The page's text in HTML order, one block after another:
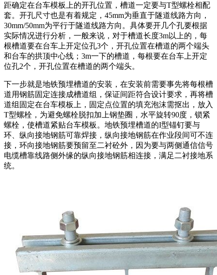
距确定在台车模板上的开孔位置，槽道一定要与T型螺栓相配
套。开孔尺寸也是有着规定，45mm为垂直于隧道线路方向，
30mm/50mm为平行于隧道线路方向。具体要开几个孔要根据
实际情况进行分析，一般来说，对于槽道长度3m以上的，每
根槽道要在台车上开定位孔3个，开孔位置在槽道的两个端头
和台车的拱顶中心线；3m一下的槽道，每根要在台车上开定
位孔2个，开孔位置在槽道的两个端头。
下一步就是地铁预埋槽道的安装，在安装前需要事先将每根槽
道用钢筋固定连接成槽道组，保证间距符合设计要求，再将槽
道组固定在台车模板上，固定点位置的填充泡沫需抠出，放入
T型螺栓，为避免螺栓脱扣加上钢垫圈，水平旋转90度，锁紧
螺栓，使槽道紧贴台车模板。地铁预埋槽道的I型锚钉要与
环、纵向接地钢筋可靠焊接，纵向接地钢筋在作业段间可不连
接，环向接地钢筋要预留至二衬砼外，因为要与两侧通信信号
电缆槽靠线路侧外缘的纵向接地钢筋相连接，满足二衬接地系
统。